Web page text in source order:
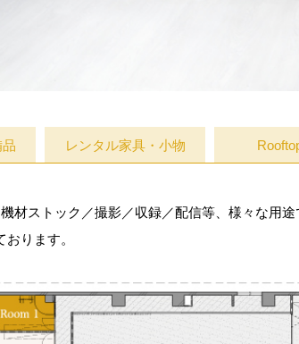
レンタル家具・小物
材ストック／撮影／収録／配信等、様々な用
ります。